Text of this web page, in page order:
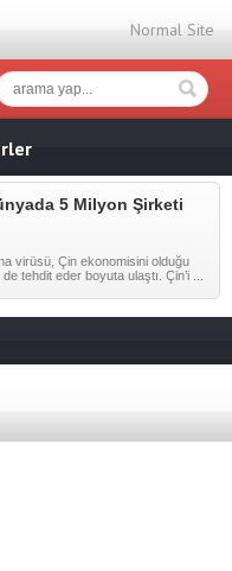
Normal Site
5 Milyon Şirketi
virüsü, Çin ekonomisini olduğu
tehdit eder boyuta ulaştı. Çin’i ...